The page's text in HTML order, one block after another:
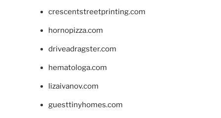
crescentstreetprinting.com
hornopizza.com
driveadragster.com
hematologa.com
lizaivanov.com
guesttinyhomes.com